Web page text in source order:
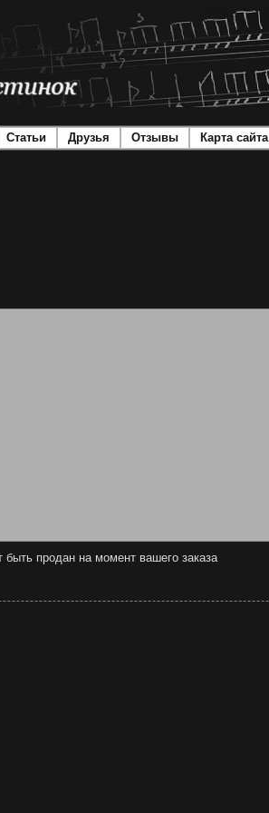
Статьи Друзья Отзывы Карта сайта
быть продан на момент вашего заказа